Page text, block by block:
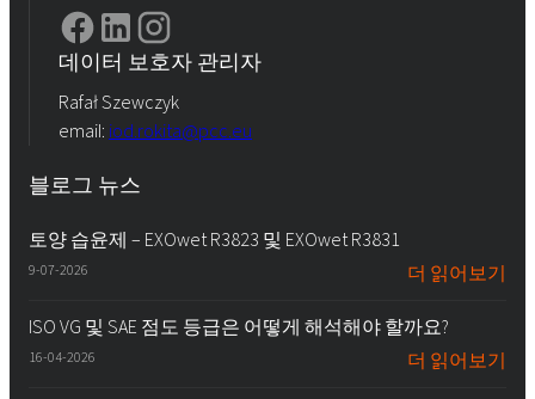
데이터 보호자 관리자
Rafał Szewczyk
email: iod.rokita@pcc.eu
블로그 뉴스
토양 습윤제 – EXOwet R3823 및 EXOwet R3831
9-07-2026 더 읽어보기
ISO VG 및 SAE 점도 등급은 어떻게 해석해야 할까요?
16-04-2026 더 읽어보기